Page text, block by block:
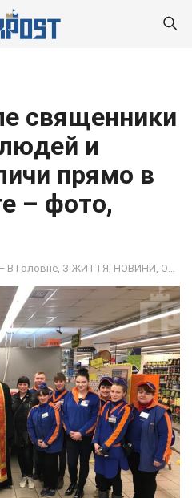
священники
и
прямо в
– фото,
В Головне З ЖИТТЯ НОВИНИ ОБЩЕСТВО